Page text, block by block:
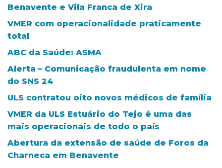
Benavente e Vila Franca de Xira
VMER com operacionalidade praticamente
total
ABC da Saúde: ASMA
Alerta – Comunicação fraudulenta em nome
do SNS 24
ULS contratou oito novos médicos de família
VMER da ULS Estuário do Tejo é uma das
mais operacionais de todo o país
Abertura da extensão de saúde de Foros da
Charneca em Benavente